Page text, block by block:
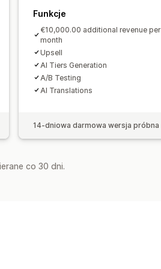
Funkcje
€10,000.00 additional revenue per
month
Upsell
AI Tiers Generation
A/B Testing
AI Translations
14-dniowa darmowa wersja próbna
co 30 dni.